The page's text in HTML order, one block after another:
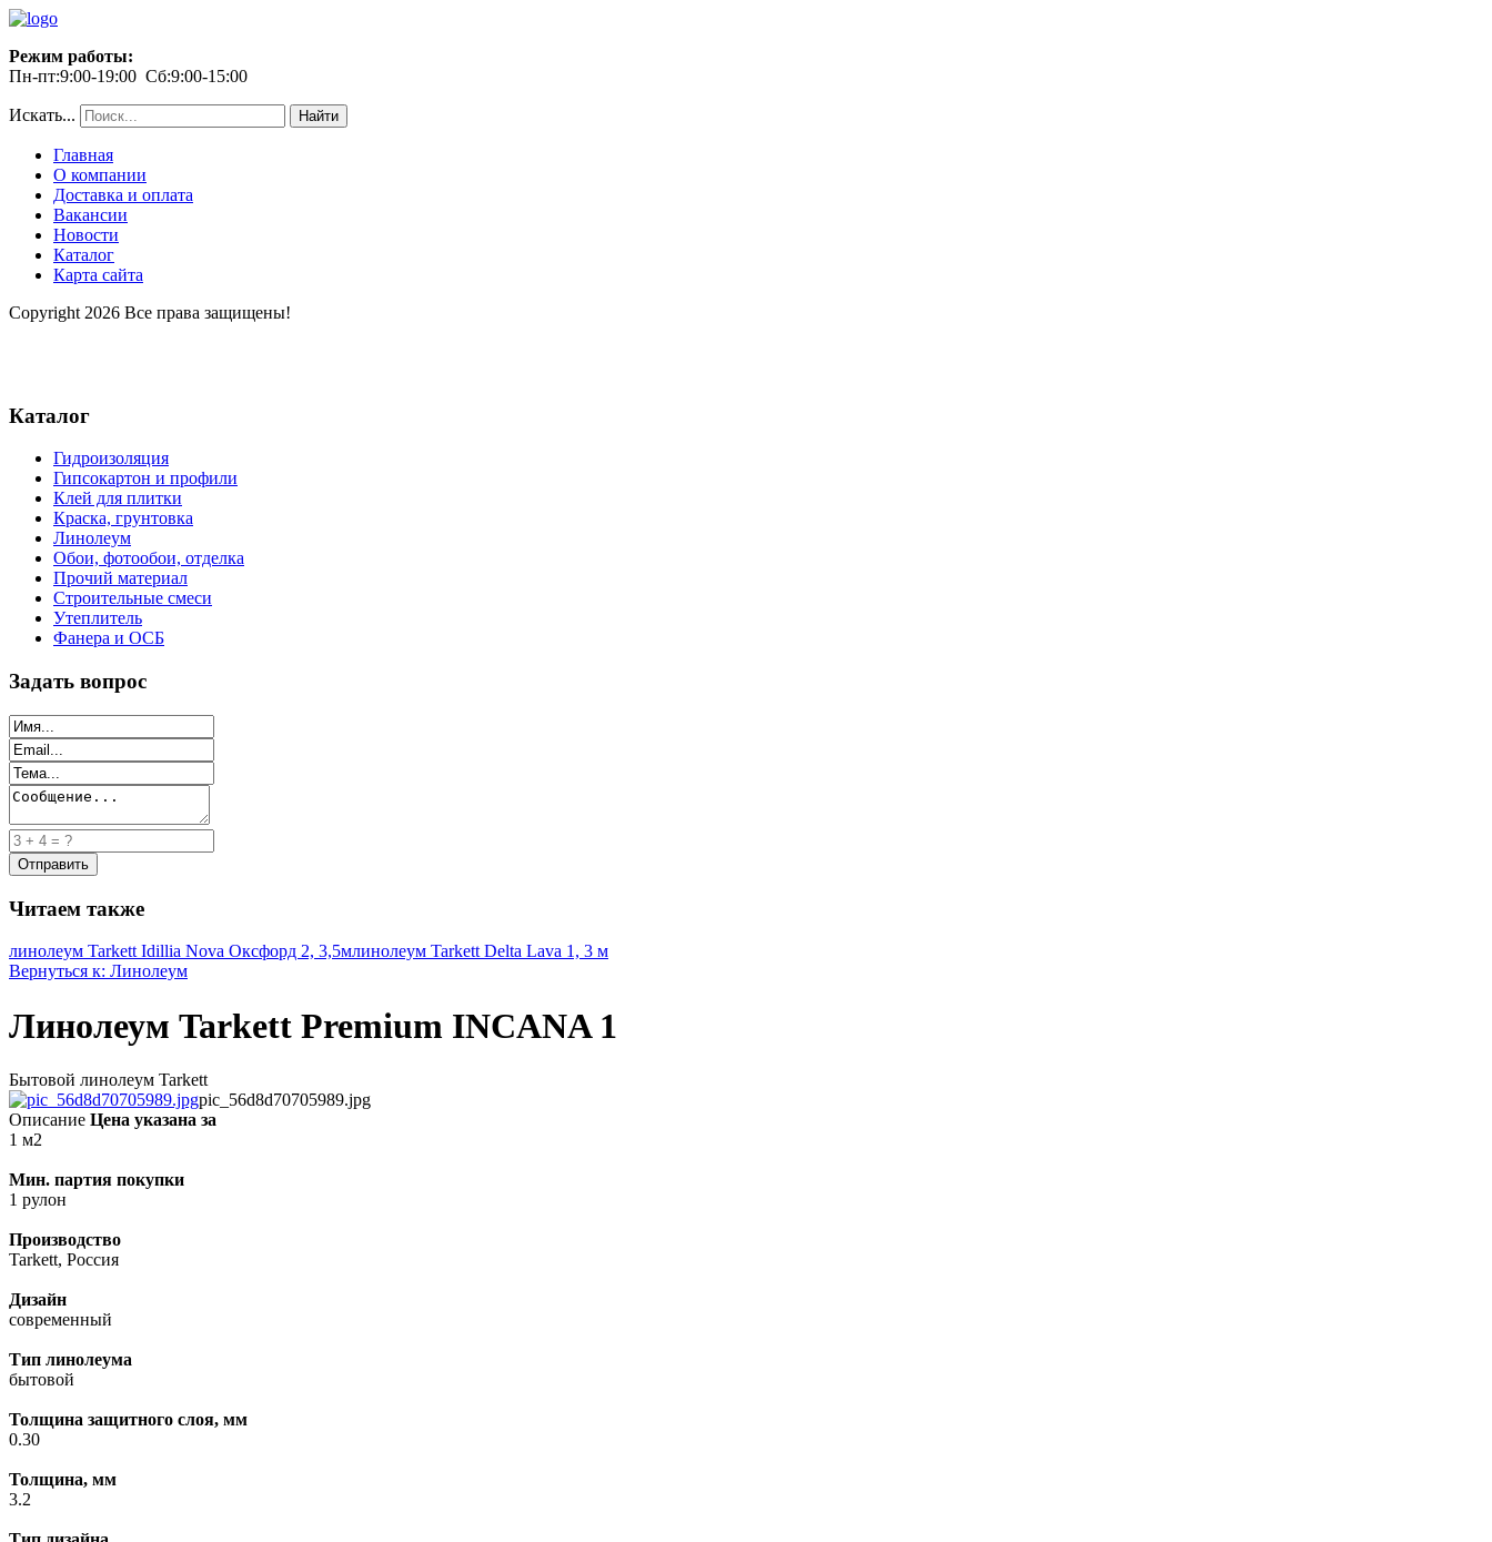
Режим работы:
Пн-пт:9:00-19:00 Сб:9:00-15:00
Искать... Найти
Главная
О компании
Доставка и оплата
Вакансии
Новости
Каталог
Карта сайта
Copyright 2026 Все права защищены!
Каталог
Гидроизоляция
Гипсокартон и профили
Клей для плитки
Краска, грунтовка
Линолеум
Обои, фотообои, отделка
Прочий материал
Строительные смеси
Утеплитель
Фанера и ОСБ
Задать вопрос
Читаем также
линолеум Tarkett Idillia Nova Оксфорд 2, 3,5млинолеум Tarkett Delta Lava 1, 3 м
Вернуться к: Линолеум
Линолеум Tarkett Premium INCANA 1
Бытовой линолеум Tarkett
pic_56d8d70705989.jpg
Описание Цена указана за
1 м2
Мин. партия покупки
1 рулон
Производство
Tarkett, Россия
Дизайн
современный
Тип линолеума
бытовой
Толщина защитного слоя, мм
0.30
Толщина, мм
3.2